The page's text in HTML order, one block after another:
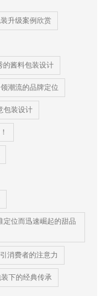
升级案例欣赏
的酱料包装设计
潮流的品牌定位
包装设计
位而迅速崛起的甜品
消费者的注意力
下的经典传承